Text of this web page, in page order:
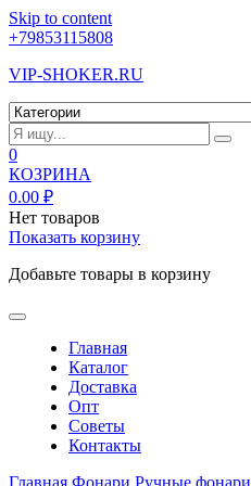
Skip to content
+79853115808
VIP-SHOKER.RU
0
КОЗРИНА
0.00 ₽
Нет товаров
Показать корзину
Добавьте товары в корзину
Главная
Каталог
Доставка
Опт
Советы
Контакты
Главная Фонари Ручные фонари